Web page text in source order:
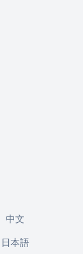
中文
日本語